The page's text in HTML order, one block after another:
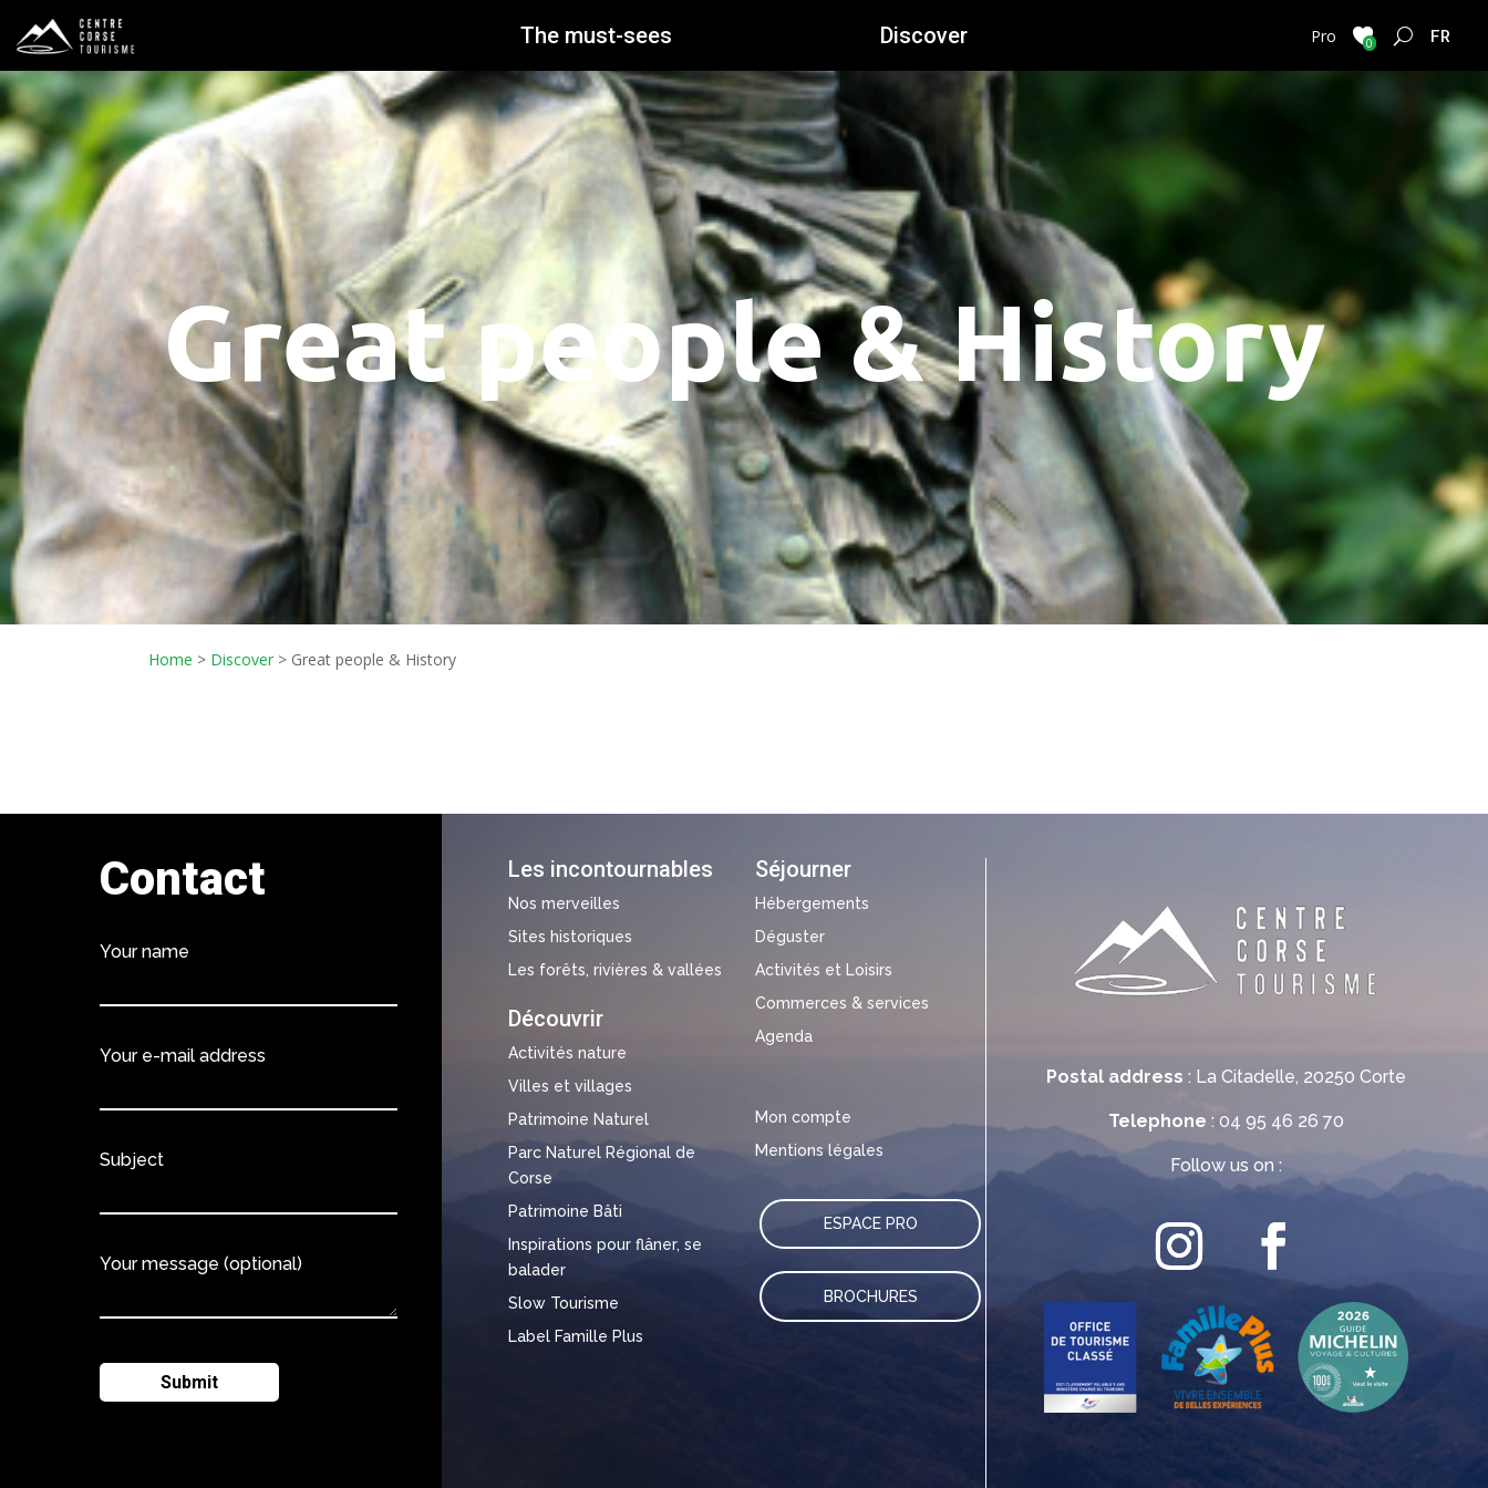
The must-sees Discover Pro 0
Great people & History
Home > Discover > Great people & History
Postal address : La Citadelle, 20250 Corte
Telephone : 04 95 46 26 70
Follow us on :
Les incontournables
Nos merveilles
Sites historiques
Les forêts, rivières & vallées
Découvrir
Activités nature
Villes et villages
Patrimoine Naturel
Parc Naturel Régional de
Corse
Patrimoine Bâti
Inspirations pour flâner, se
balader
Slow Tourisme
Label Famille Plus
Séjourner
Hébergements
Déguster
Activités et Loisirs
Commerces & services
Agenda
Mon compte
Mentions légales
ESPACE PRO
BROCHURES
Contact
Your name
Your e-mail address
Subject
Your message (optional)